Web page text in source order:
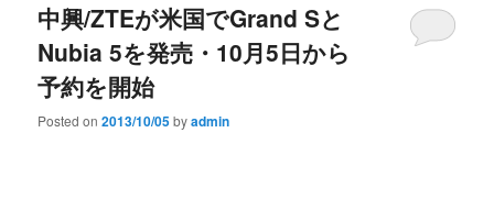
中興/ZTEが米国でGrand Sと
Nubia 5を発売・10月5日から
予約を開始
Posted on2013/10/05byadmin